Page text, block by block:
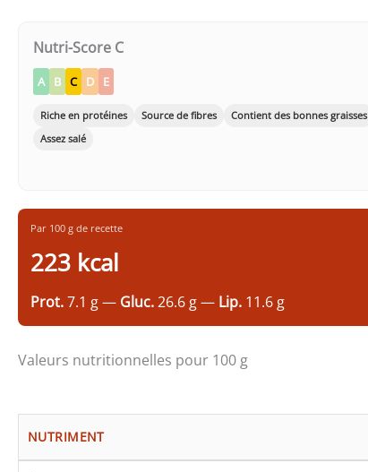
Nutri-Score C
A B C D E
Riche en protéines Source de fibres
Contient des bonnes graisses
Assez salé
Par 100 g de recette
223 kcal
Prot.7.1 g — Gluc.26.6 g — Lip. 11.6 g
Valeurs nutritionnelles pour 100 g
NUTRIMENT